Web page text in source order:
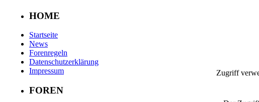
HOME
Startseite
News
Forenregeln
Datenschutzerklärung
Impressum
FOREN
Zugriff